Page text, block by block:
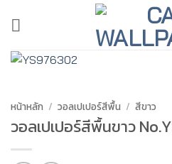
เนื้อหา
หน้าหลัก / วอลเปเปอร์สีพื้น / สีขาว
วอลเปเปอร์สีพื้นขาว